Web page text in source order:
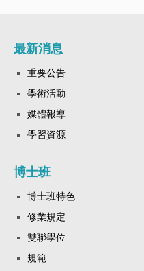
最新消息
重要公告
學術活動
媒體報導
學習資源
博士班
博士班特色
修業規定
雙聯學位
規範